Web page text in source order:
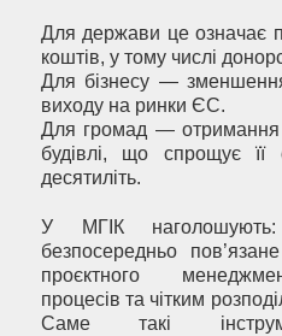
Для держави це означає
коштів, у тому числі
Для бізнесу —
виходу на ринки ЄС.
Для громад — отримання
будівлі, що спрощує її
десятиліть.
У МГІК
безпосередньо
проєктного
процесів та чітким
Саме такі